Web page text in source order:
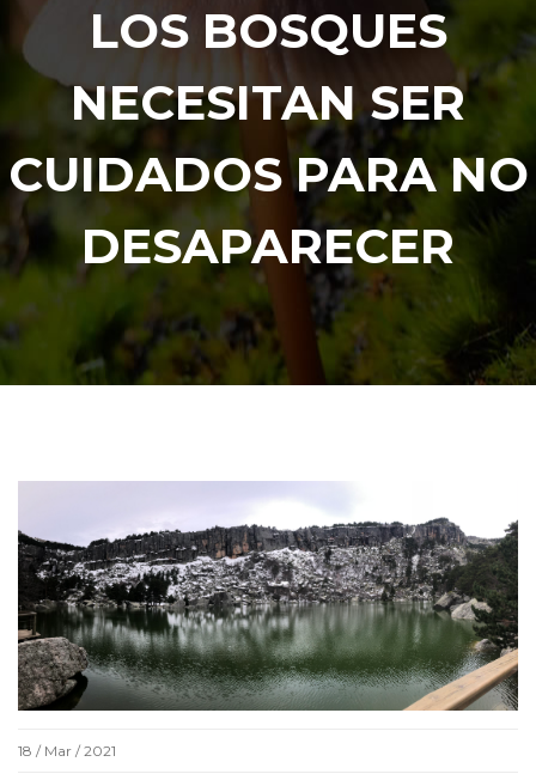
LOS BOSQUES
NECESITAN SER
CUIDADOS PARA NO
DESAPARECER
18 / Mar / 2021